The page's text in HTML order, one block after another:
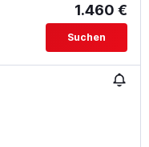
1.460 €
Suchen